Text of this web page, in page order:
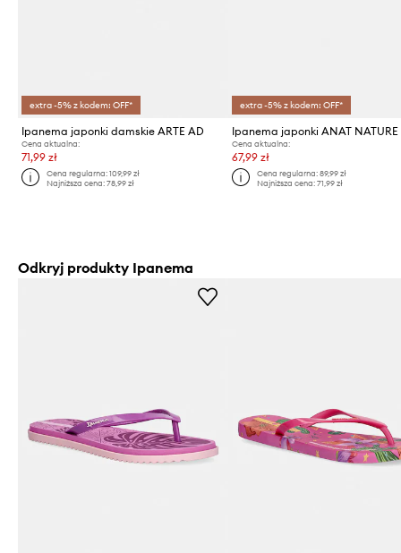
extra -5% z kodem: OFF*
Ipanema japonki damskie ARTE AD
Cena aktualna:
71,99 zł
Cena regularna:109,99 zł
Najniższa cena:78,99 zł
extra -5% z kodem: OFF*
Ipanema japonki ANAT NATURE
Cena aktualna:
67,99 zł
Cena regularna: 89,99 zł
Najniższa cena: 71,99 zł
Odkryj produkty Ipanema